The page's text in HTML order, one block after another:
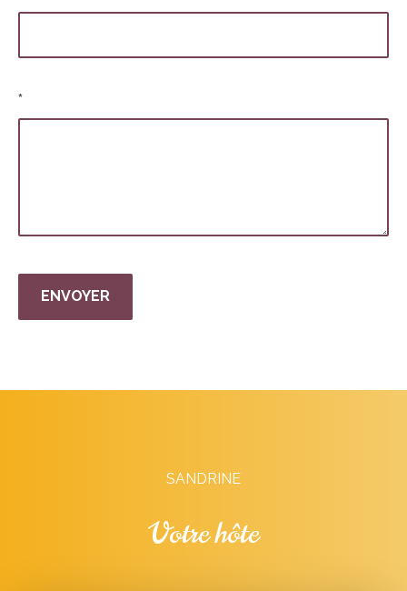
*
SANDRINE
Votre hôte